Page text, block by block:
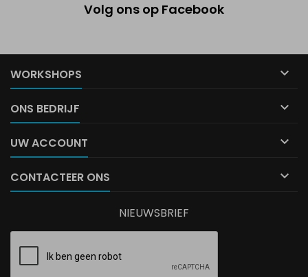
Volg ons op Facebook
WORKSHOPS 
ONS BEDRIJF 
UW ACCOUNT 
CONTACTEER ONS 
NIEUWSBRIEF